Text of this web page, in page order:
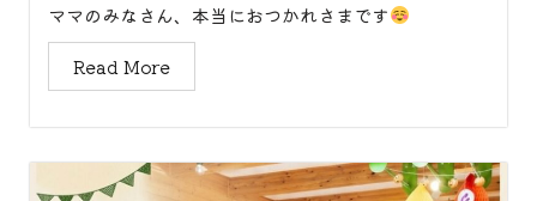
ママのみなさん、本当におつかれさまです
Read More